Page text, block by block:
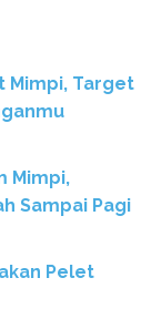
Mimpi, Target
Mimpi,
Sampai Pagi
Pelet